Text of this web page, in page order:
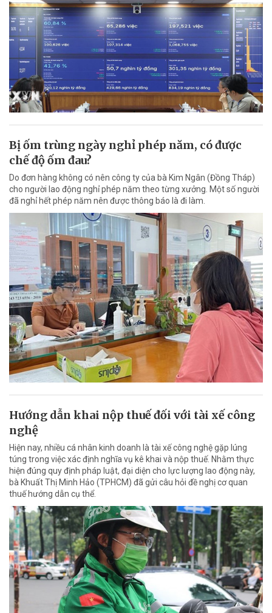
Bị ốm trùng ngày nghỉ phép năm, có được
chế độ ốm đau?
Do đơn hàng không có nên công ty của bà Kim Ngân (Đồng Tháp)
cho người lao động nghỉ phép năm theo từng xưởng. Một số người
đã nghỉ hết phép năm nên được thông báo là đi làm.
Hướng dẫn khai nộp thuế đối với tài xế công
nghệ
Hiện nay, nhiều cá nhân kinh doanh là tài xế công nghệ gặp lúng
túng trong việc xác định nghĩa vụ kê khai và nộp thuế. Nhằm thực
hiện đúng quy định pháp luật, đại diện cho lực lượng lao động này,
bà Khuất Thị Minh Hảo (TPHCM) đã gửi câu hỏi đề nghị cơ quan
thuế hướng dẫn cụ thể.